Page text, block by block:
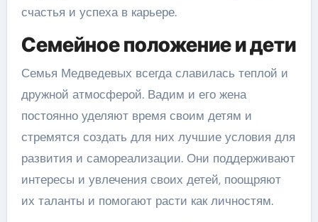
счастья и успеха в карьере.
Семейное положение и дети
Семья Медведевых всегда славилась теплой и
дружной атмосферой. Вадим и его жена
постоянно уделяют время своим детям и
стремятся создать для них лучшие условия для
развития и самореализации. Они поддерживают
интересы и увлечения своих детей, поощряют
их таланты и помогают расти как личностям.